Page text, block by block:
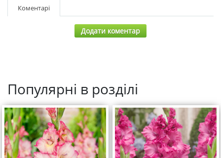
Коментарі
Додати коментар
Популярні в розділі